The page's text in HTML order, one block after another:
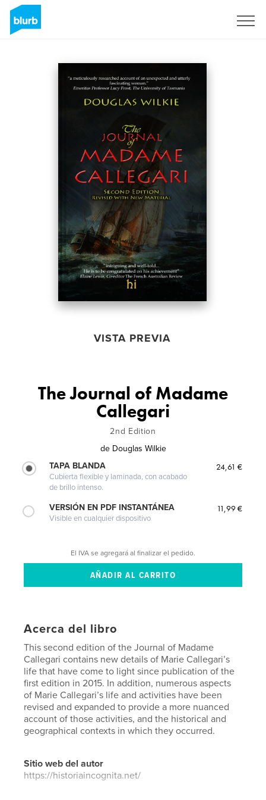
VISTA PREVIA
The Journal of Madame
Callegari
2nd Edition
de Douglas Wilkie
TAPA BLANDA
Cubierta flexible y laminada, con acabado
de brillo intenso.
24,61 €
VERSIÓN EN PDF INSTANTÁNEA
Visible en cualquier dispositivo
11,99 €
El IVA se agregará al finalizar el pedido.
Acerca del libro
This second edition of the Journal of Madame
Callegari contains new details of Marie Callegari’s
life that have come to light since publication of the
first edition in 2015. In addition, numerous aspects
of Marie Callegari’s life and activities have been
revised and expanded to provide a more nuanced
account of those activities, and the historical and
geographical contexts in which they occurred.
Sitio web del autor
https://historiaincognita.net/